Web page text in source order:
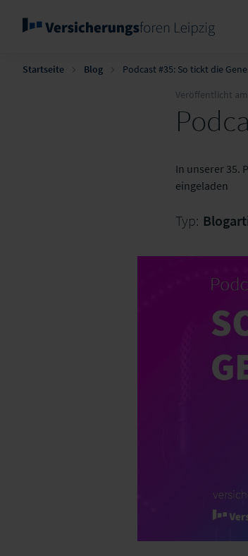
Startseite Blog
Podcast #35: So tickt die
Veröffentlicht am
In unserer 35.
eingeladen
Typ: